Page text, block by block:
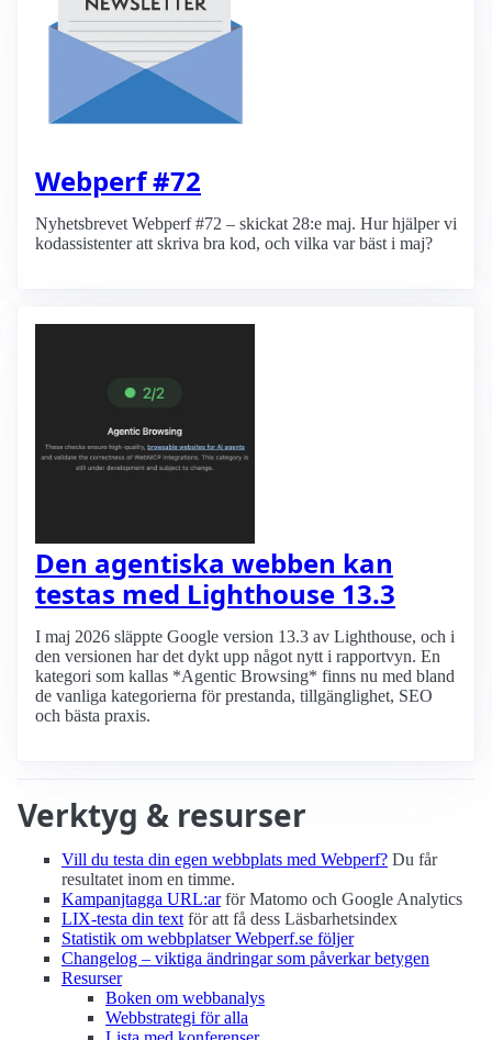
Webperf #72
Nyhetsbrevet Webperf #72 – skickat 28:e maj. Hur hjälper vi
kodassistenter att skriva bra kod, och vilka var bäst i maj?
Den agentiska webben kan
testas med Lighthouse 13.3
I maj 2026 släppte Google version 13.3 av Lighthouse, och i
den versionen har det dykt upp något nytt i rapportvyn. En
kategori som kallas *Agentic Browsing* finns nu med bland
de vanliga kategorierna för prestanda, tillgänglighet, SEO
och bästa praxis.
Verktyg & resurser
Vill du testa din egen webbplats med Webperf? Du får
resultatet inom en timme.
Kampanjtagga URL:arför Matomo och Google Analytics
LIX-testa din text för att få dess Läsbarhetsindex
Statistik om webbplatser Webperf.se följer
Changelog – viktiga ändringar som påverkar betygen
Resurser
Boken om webbanalys
Webbstrategi för alla